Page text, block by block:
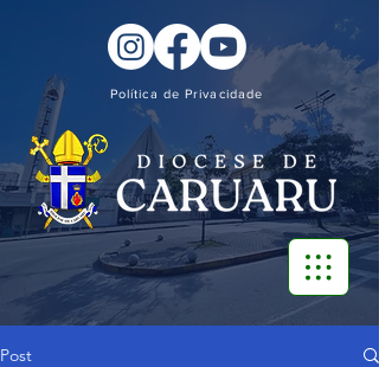
Política de Privacidade
Post